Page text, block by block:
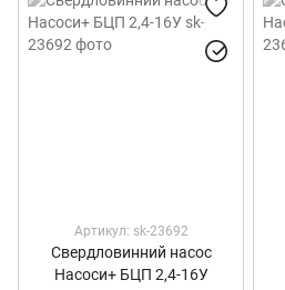
Артикул: sk-23692
Свердловинний насос
Насоси+ БЦП 2,4-16У